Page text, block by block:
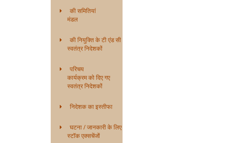
की समितियां
मंडल
की नियुक्ति के टी एंड सी
स्वतंत्र निदेशकों
परिचय
कार्यक्रम को दिए गए
स्वतंत्र निदेशकों
निदेशक का इस्तीफा
घटना / जानकारी के लिए
स्टॉक एक्सचेंजों